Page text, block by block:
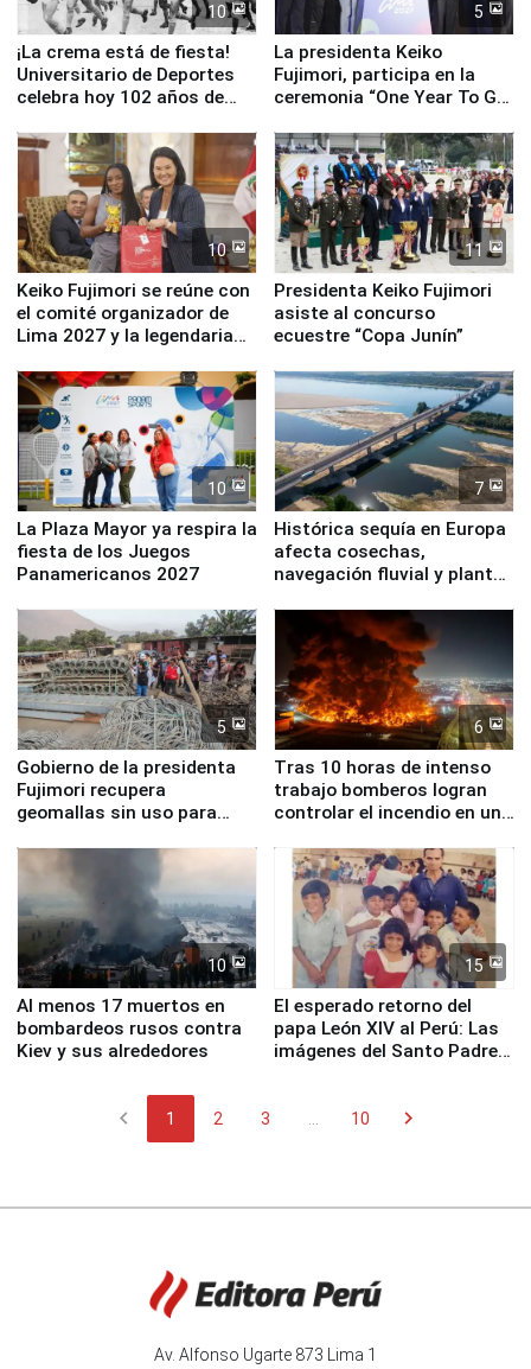
10
¡La crema está de fiesta!
Universitario de Deportes
celebra hoy 102 años de
5
La presidenta Keiko
Fujimori, participa en la
ceremonia “One Year To Go
10
Keiko Fujimori se reúne con
el comité organizador de
Lima 2027 y la legendaria
11
Presidenta Keiko Fujimori
asiste al concurso
ecuestre “Copa Junín”
10
La Plaza Mayor ya respira la
fiesta de los Juegos
Panamericanos 2027
7
Histórica sequía en Europa
afecta cosechas,
navegación fluvial y plantas
5
Gobierno de la presidenta
Fujimori recupera
geomallas sin uso para
Fenómeno El Niño
6
Tras 10 horas de intenso
trabajo bomberos logran
controlar el incendio en una
de Chile
10
Al menos 17 muertos en
bombardeos rusos contra
Kiev y sus alrededores
15
El esperado retorno del
papa León XIV al Perú: Las
imágenes del Santo Padre
chevron_left 1 2 3 10 chevron_right
Av. Alfonso Ugarte 873 Lima 1